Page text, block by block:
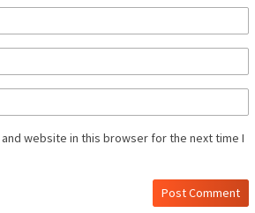
website in this browser for the next time I